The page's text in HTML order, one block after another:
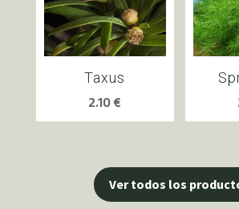
Taxus
2.10€
Ver todos los